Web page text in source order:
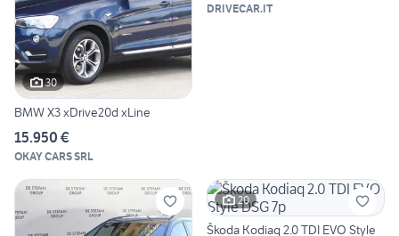
30
BMW X3 xDrive20d xLine
15.950 €
OKAY CARS SRL
DRIVECAR.IT
20
Škoda Kodiaq 2.0 TDI EVO Style